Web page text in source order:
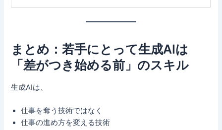
まとめ：若手にとって生成AIは
「差がつき始める前」のスキル
生成AIは、
仕事を奪う技術ではなく
仕事の進め方を変える技術